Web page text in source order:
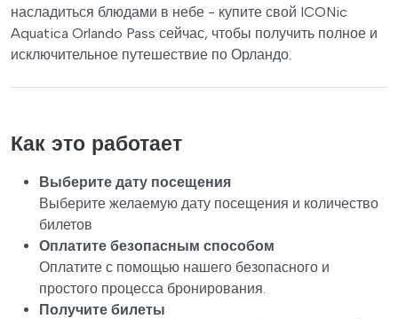
насладиться блюдами в небе - купите свой ICONic
Aquatica Orlando Pass сейчас, чтобы получить полное и
исключительное путешествие по Орландо.
Как это работает
Выберите дату посещения
Выберите желаемую дату посещения и количество
билетов
Оплатите безопасным способом
Оплатите с помощью нашего безопасного и
простого процесса бронирования.
Получите билеты